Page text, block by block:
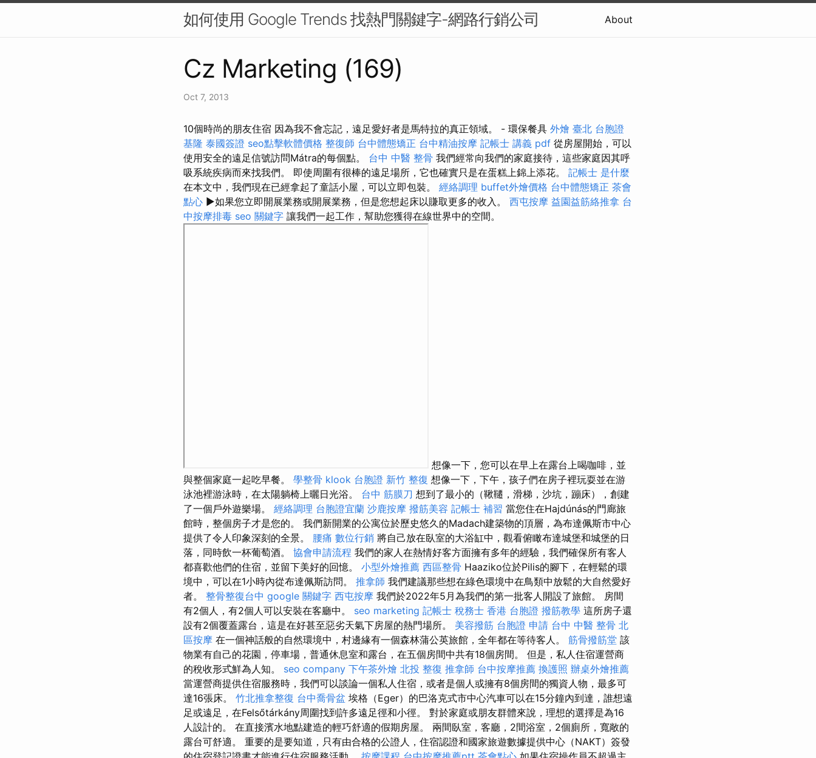
如何使用 Google Trends 找熱門關鍵字-網路行銷公司 About
Cz Marketing (169)
Oct 7, 2013
10個時尚的朋友住宿 因為我不會忘記，遠足愛好者是馬特拉的真正領域。 - 環保餐具 外燴 臺北 台胞證
基隆 泰國簽證 seo點擊軟體價格 整復師 台中體態矯正 台中精油按摩 記帳士 講義 pdf 從房屋開始，可以
使用安全的遠足信號訪問Mátra的每個點。 台中 中醫 整骨 我們經常向我們的家庭接待，這些家庭因其呼
吸系統疾病而來找我們。 即使周圍有很棒的遠足場所，它也確實只是在蛋糕上錦上添花。 記帳士 是什麼
在本文中，我們現在已經拿起了童話小屋，可以立即包裝。 經絡調理 buffet外燴價格 台中體態矯正 茶會
點心 ►如果您立即開展業務或開展業務，但是您想起床以賺取更多的收入。 西屯按摩 益園益筋絡推拿 台
中按摩排毒 seo 關鍵字 讓我們一起工作，幫助您獲得在線世界中的空間。
想像一下，您可以在早上在露台上喝咖啡，並
與整個家庭一起吃早餐。 學整骨 klook 台胞證 新竹 整復 想像一下，下午，孩子們在房子裡玩耍並在游
泳池裡游泳時，在太陽躺椅上曬日光浴。 台中 筋膜刀 想到了最小的（鞦韆，滑梯，沙坑，蹦床），創建
了一個戶外遊樂場。 經絡調理 台胞證宜蘭 沙鹿按摩 撥筋美容 記帳士 補習 當您住在Hajdúnás的門廊旅
館時，整個房子才是您的。 我們新開業的公寓位於歷史悠久的Madach建築物的頂層，為布達佩斯市中心
提供了令人印象深刻的全景。 腰痛 數位行銷 將自己放在臥室的大浴缸中，觀看俯瞰布達城堡和城堡的日
落，同時飲一杯葡萄酒。 協會申請流程 我們的家人在熱情好客方面擁有多年的經驗，我們確保所有客人
都喜歡他們的住宿，並留下美好的回憶。 小型外燴推薦 西區整骨 Haaziko位於Pilis的腳下，在輕鬆的環
境中，可以在1小時內從布達佩斯訪問。 推拿師 我們建議那些想在綠色環境中在鳥類中放鬆的大自然愛好
者。 整骨整復台中 google 關鍵字 西屯按摩 我們於2022年5月為我們的第一批客人開設了旅館。 房間
有2個人，有2個人可以安裝在客廳中。 seo marketing 記帳士 稅務士 香港 台胞證 撥筋教學 這所房子還
設有2個覆蓋露台，這是在好甚至惡劣天氣下房屋的熱門場所。 美容撥筋 台胞證 申請 台中 中醫 整骨 北
區按摩 在一個神話般的自然環境中，村邊緣有一個森林蒲公英旅館，全年都在等待客人。 筋骨撥筋堂 該
物業有自己的花園，停車場，普通休息室和露台，在五個房間中共有18個房間。 但是，私人住宿運營商
的稅收形式鮮為人知。 seo company 下午茶外燴 北投 整復 推拿師 台中按摩推薦 換護照 辦桌外燴推薦
當運營商提供住宿服務時，我們可以談論一個私人住宿，或者是個人或擁有8個房間的獨資人物，最多可
達16張床。 竹北推拿整復 台中喬骨盆 埃格（Eger）的巴洛克式市中心汽車可以在15分鐘內到達，誰想遠
足或遠足，在Felsőtárkány周圍找到許多遠足徑和小徑。 對於家庭或朋友群體來說，理想的選擇是為16
人設計的。 在直接濱水地點建造的輕巧舒適的假期房屋。 兩間臥室，客廳，2間浴室，2個廁所，寬敞的
露台可舒適。 重要的是要知道，只有由合格的公證人，住宿認證和國家旅遊數據提供中心（NAKT）簽發